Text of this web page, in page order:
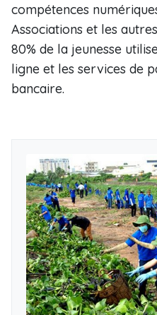
compétences
Associations et les
80% de la jeunesse
ligne et les services de
bancaire.